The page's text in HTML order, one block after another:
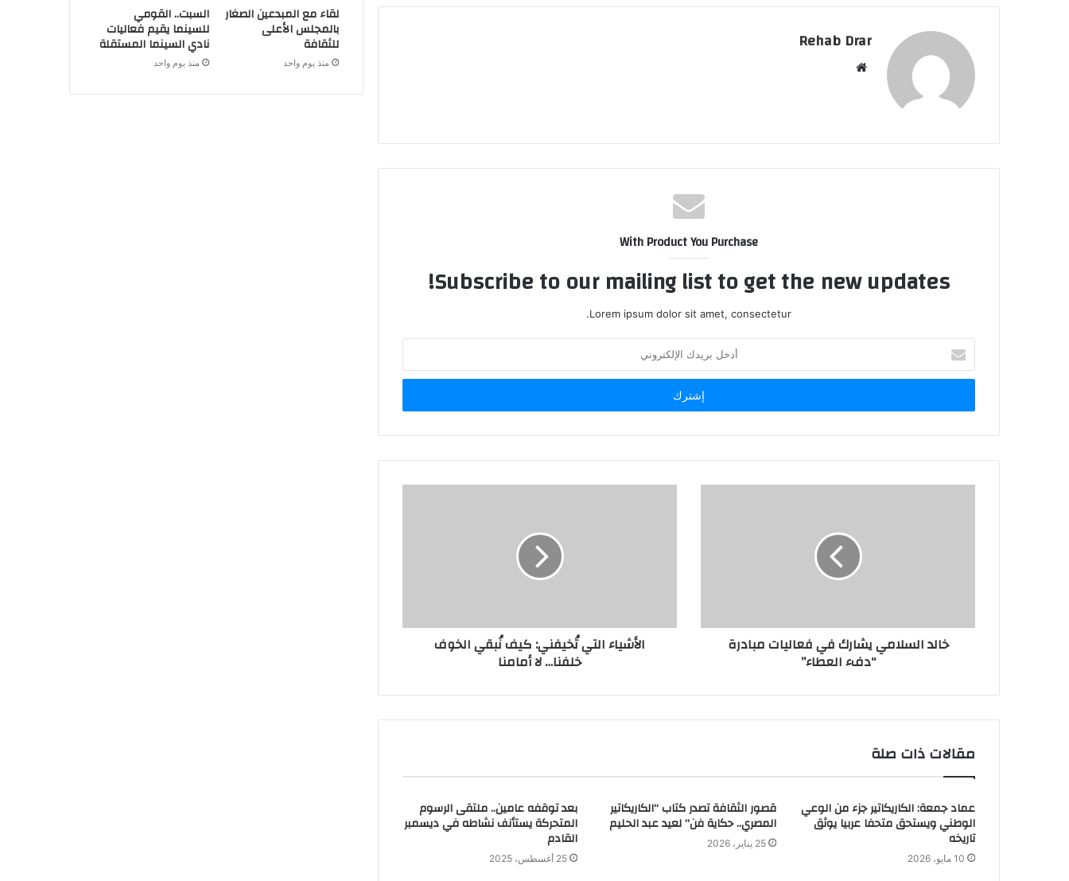
Rehab Drar
ا
With Product You Purchase
Subscribe to our mailing list to get the new updates!
Lorem ipsum dolor sit amet, consectetur.
خ
ب
د
ن
خالد السلامي يشارك في فعاليات مبادرة
“دفء العطاء”
الأشياء التي تُخيفني: كيف نُبقي الخوف
خلفنا… لا أمامنا
مقالات ذات صلة
عماد جمعة: الكاريكاتير جزء من الوعي
الوطني ويستحق متحفا عربيا يوثق
تاريخه
10 مايو، 2026
قصور الثقافة تصدر كتاب “الكاريكاتير
المصري.. حكاية فن” لعيد عبد الحليم
25 يناير، 2026
بعد توقفه عامين.. ملتقى الرسوم
المتحركة يستأنف نشاطه في ديسمبر
القادم
25 أغسطس، 2025
لقاء مع المبدعين الصغار
بالمجلس الأعلى
للثقافة
منذ يوم واحد
السبت.. القومي
للسينما يقيم فعاليات
نادي السينما المستقلة
منذ يوم واحد